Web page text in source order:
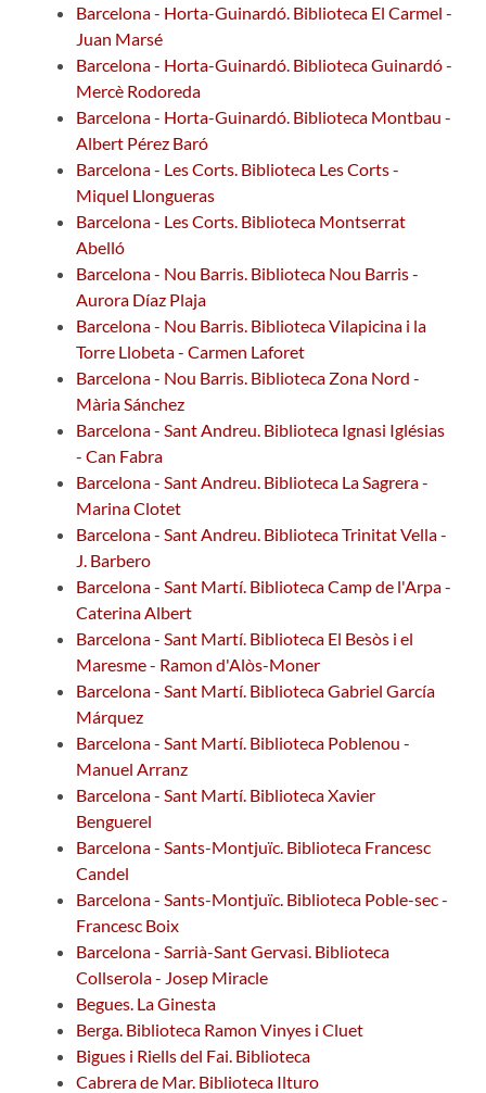
Barcelona - Horta-Guinardó. Biblioteca El Carmel -
Juan Marsé
Barcelona - Horta-Guinardó. Biblioteca Guinardó -
Mercè Rodoreda
Barcelona - Horta-Guinardó. Biblioteca Montbau -
Albert Pérez Baró
Barcelona - Les Corts. Biblioteca Les Corts -
Miquel Llongueras
Barcelona - Les Corts. Biblioteca Montserrat
Abelló
Barcelona - Nou Barris. Biblioteca Nou Barris -
Aurora Díaz Plaja
Barcelona - Nou Barris. Biblioteca Vilapicina i la
Torre Llobeta - Carmen Laforet
Barcelona - Nou Barris. Biblioteca Zona Nord -
Mària Sánchez
Barcelona - Sant Andreu. Biblioteca Ignasi Iglésias
- Can Fabra
Barcelona - Sant Andreu. Biblioteca La Sagrera -
Marina Clotet
Barcelona - Sant Andreu. Biblioteca Trinitat Vella -
J. Barbero
Barcelona - Sant Martí. Biblioteca Camp de l'Arpa -
Caterina Albert
Barcelona - Sant Martí. Biblioteca El Besòs i el
Maresme - Ramon d'Alòs-Moner
Barcelona - Sant Martí. Biblioteca Gabriel García
Márquez
Barcelona - Sant Martí. Biblioteca Poblenou -
Manuel Arranz
Barcelona - Sant Martí. Biblioteca Xavier
Benguerel
Barcelona - Sants-Montjuïc. Biblioteca Francesc
Candel
Barcelona - Sants-Montjuïc. Biblioteca Poble-sec -
Francesc Boix
Barcelona - Sarrià-Sant Gervasi. Biblioteca
Collserola - Josep Miracle
Begues. La Ginesta
Berga. Biblioteca Ramon Vinyes i Cluet
Bigues i Riells del Fai. Biblioteca
Cabrera de Mar. Biblioteca Ilturo